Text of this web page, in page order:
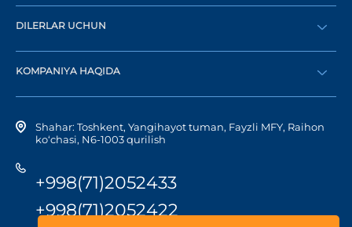
Buyurtma berish
DILERLAR UCHUN
Diler bo‘lish
Shaxsiy kabinetga kirish
KOMPANIYA HAQIDA
Kompaniya tarixi
Shahar: Toshkent, Yangihayot tuman, Fayzli MFY, Raihon
ko‘chasi, N6-1003 qurilish
+998(71)2052433
+998(71)2052422